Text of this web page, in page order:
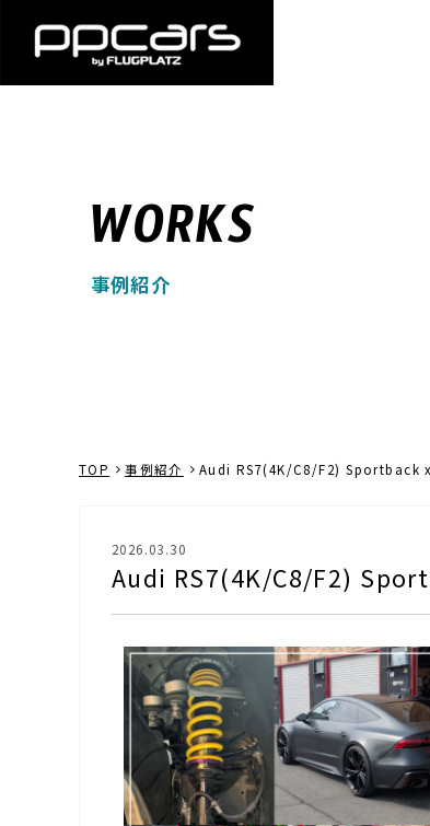
WORKS
事例紹介
TOP 事例紹介 Audi RS7(4K/C8/F2) Sportback
2026.03.30
Audi RS7(4K/C8/F2)